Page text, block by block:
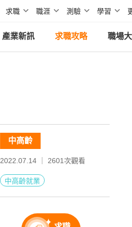
求職 職涯 測驗 學習
產業新訊 求職攻略 職場
中高齡
2022.07.14 ｜ 2601次觀看
中高齡就業